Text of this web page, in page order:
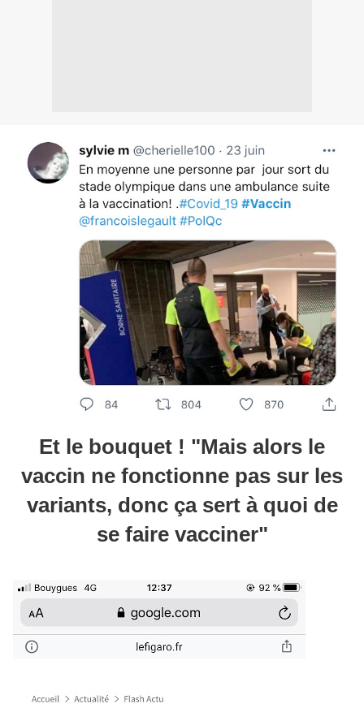
Et le bouquet ! "Mais alors le
vaccin ne fonctionne pas sur les
variants, donc ça sert à quoi de
se faire vacciner"